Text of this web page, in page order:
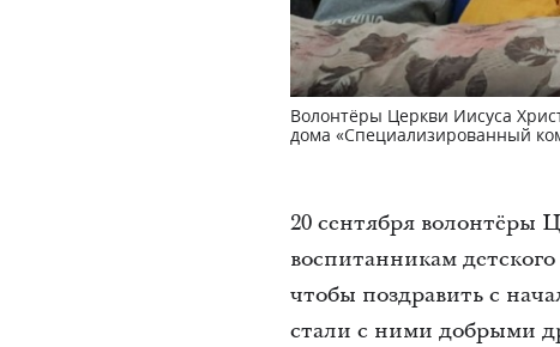
Волонтёры Церкви Иисуса
дома «Специализированный
20 сентября волонтёры
воспитанникам
чтобы поздравить с
стали с ними добрыми